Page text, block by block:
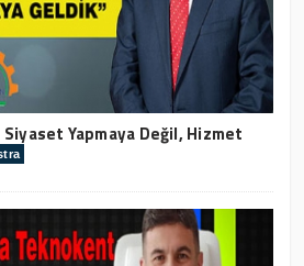
Siyaset Yapmaya Değil, Hizmet